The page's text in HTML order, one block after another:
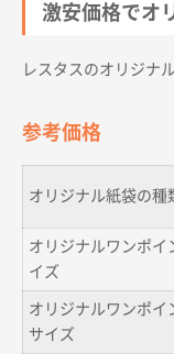
激安価格でオ
レスタスのオリジナ
参考価格
オリジナル紙袋の種
オリジナルワンポイ
イズ
オリジナルワンポイ
サイズ